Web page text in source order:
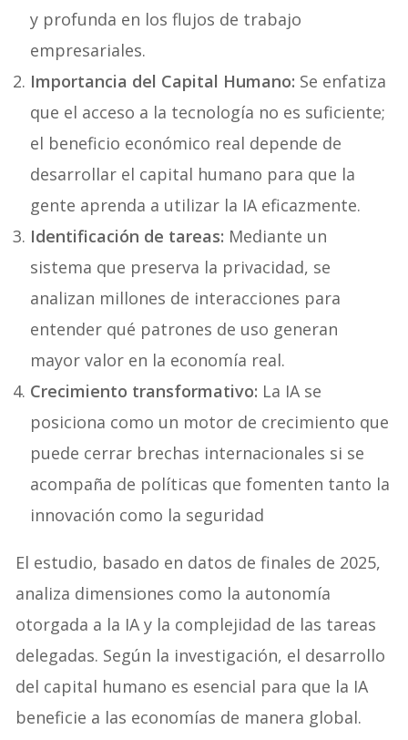
y profunda en los flujos de trabajo
empresariales.
Importancia del Capital Humano: Se enfatiza
que el acceso a la tecnología no es suficiente;
el beneficio económico real depende de
desarrollar el capital humano para que la
gente aprenda a utilizar la IA eficazmente.
Identificación de tareas: Mediante un
sistema que preserva la privacidad, se
analizan millones de interacciones para
entender qué patrones de uso generan
mayor valor en la economía real.
Crecimiento transformativo: La IA se
posiciona como un motor de crecimiento que
puede cerrar brechas internacionales si se
acompaña de políticas que fomenten tanto la
innovación como la seguridad
El estudio, basado en datos de finales de 2025,
analiza dimensiones como la autonomía
otorgada a la IA y la complejidad de las tareas
delegadas. Según la investigación, el desarrollo
del capital humano es esencial para que la IA
beneficie a las economías de manera global.